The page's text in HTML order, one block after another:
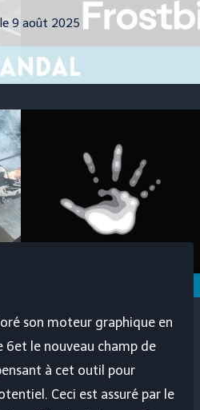
9 août 2025
son moteur graphique en
6et le nouveau champ de
à cet outil pour
Ceci est assuré par le